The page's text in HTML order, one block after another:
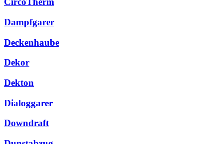
Dampfgarer
Deckenhaube
Dekor
Dekton
Dialoggarer
Downdraft